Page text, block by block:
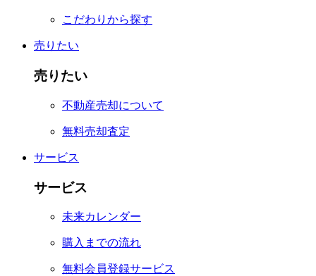
こだわりから探す
売りたい
売りたい
不動産売却について
無料売却査定
サービス
サービス
未来カレンダー
購入までの流れ
無料会員登録サービス